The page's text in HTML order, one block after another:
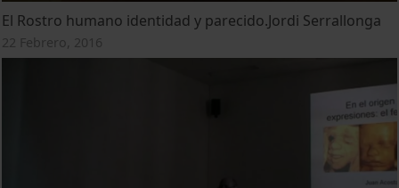
El Rostro humano identidad y parecido.Jordi Serrallonga
22 Febrero, 2016